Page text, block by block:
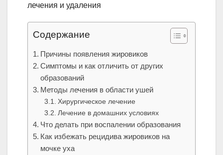
Содержание
Причины появления жировиков
Симптомы и как отличить от других
образований
Методы лечения в области ушей
Хирургическое лечение
Лечение в домашних условиях
Что делать при воспалении образования
Как избежать рецидива жировиков на
мочке уха